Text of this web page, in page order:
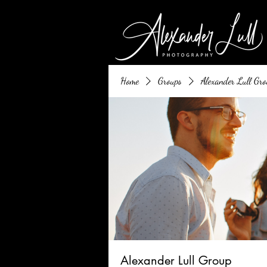
Home Groups Alexander Lull
Alexander Lull Group